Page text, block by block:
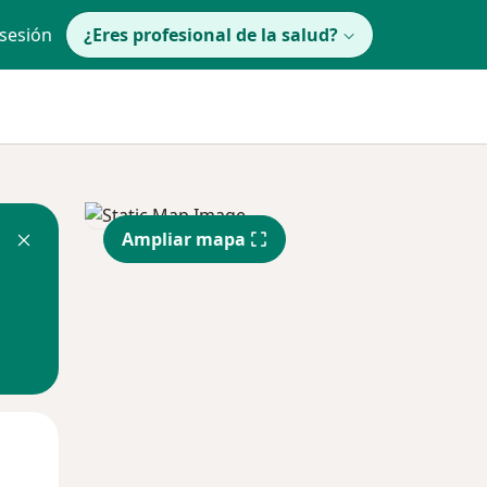
¿Eres profesional de la salud?
Ampliar mapa